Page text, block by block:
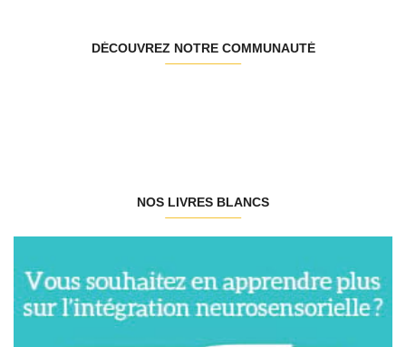
DÉCOUVREZ NOTRE COMMUNAUTÉ
NOS LIVRES BLANCS